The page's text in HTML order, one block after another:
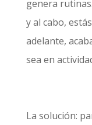
genera
y al cabo,
adelante,
sea en
La solución: